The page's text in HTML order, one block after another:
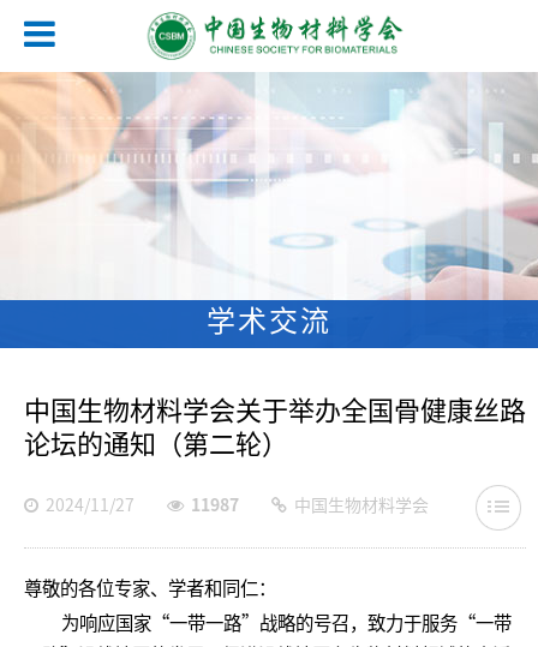
学术交流
中国生物材料学会关于举办全国骨健康丝路
论坛的通知（第二轮）
2024/11/27 11987 中国生物材料学会
尊敬的各位专家、学者和同仁：
为响应国家“一带一路”战略的号召，致力于服务“一带